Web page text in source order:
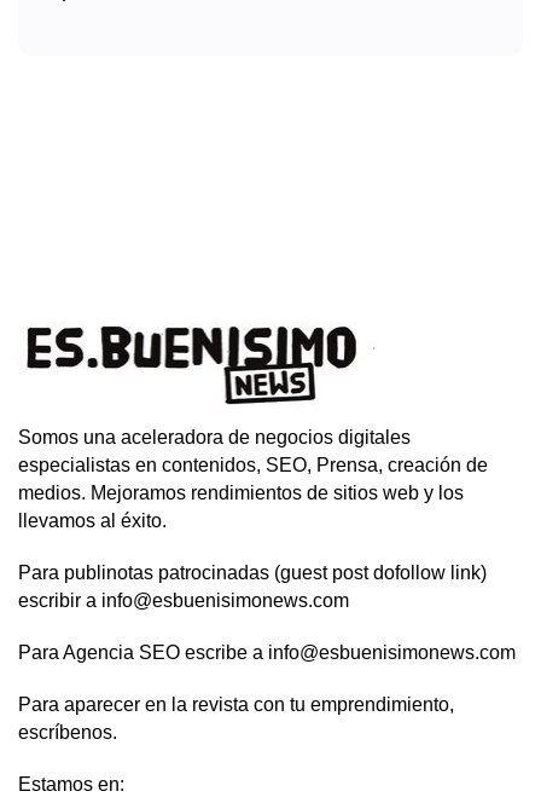
Somos una aceleradora de negocios digitales
especialistas en contenidos, SEO, Prensa, creación de
medios. Mejoramos rendimientos de sitios web y los
llevamos al éxito.
Para publinotas patrocinadas (guest post dofollow link)
escribir a info@esbuenisimonews.com
Para Agencia SEO escribe a info@esbuenisimonews.com
Para aparecer en la revista con tu emprendimiento,
escríbenos.
Estamos en: